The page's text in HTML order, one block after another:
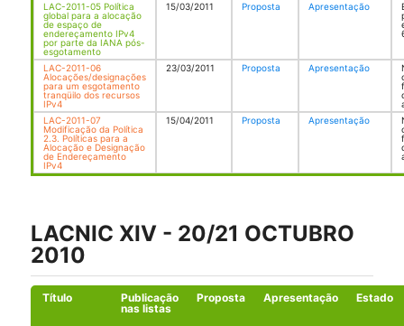
LAC-2011-05 Política
global para a alocação
de espaço de
endereçamento IPv4
por parte da IANA pós-
esgotamento
15/03/2011 Proposta Apresentação
LAC-2011-06
Alocações/designações
para um esgotamento
tranqüilo dos recursos
IPv4
23/03/2011 Proposta Apresentação
LAC-2011-07
Modificação da Política
2.3. Políticas para a
Alocação e Designação
de Endereçamento
IPv4
15/04/2011 Proposta Apresentação
LACNIC XIV - 20/21 OCTUBRO
2010
Título
Publicação
nas listas
Proposta Apresentação Estado